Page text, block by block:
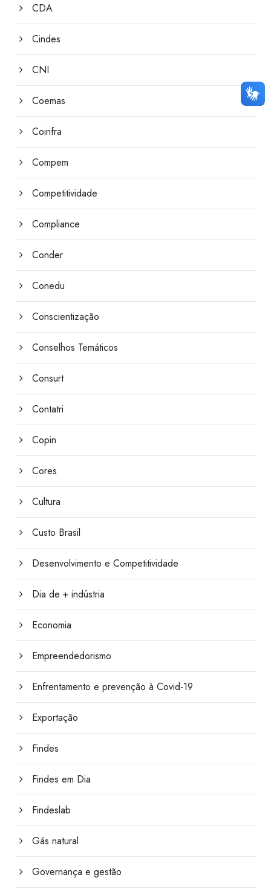
CDA
Cindes
CNI
Coemas
Coinfra
Compem
Competitividade
Compliance
Conder
Conedu
Conscientização
Conselhos Temáticos
Consurt
Contatri
Copin
Cores
Cultura
Custo Brasil
Desenvolvimento e Competitividade
Dia de + indústria
Economia
Empreendedorismo
Enfrentamento e prevenção à Covid-19
Exportação
Findes
Findes em Dia
Findeslab
Gás natural
Governança e gestão